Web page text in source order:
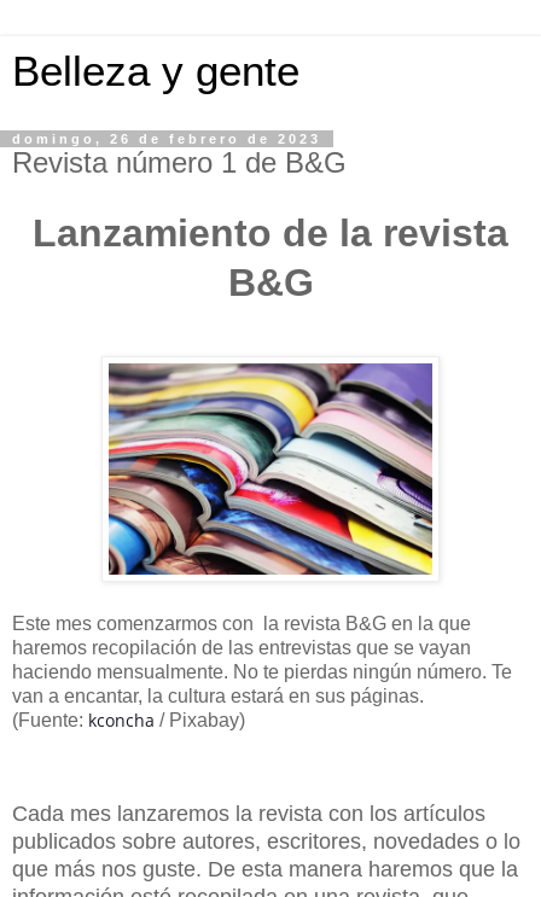
Belleza y gente
domingo, 26 de febrero de 2023
Revista número 1 de B&G
Lanzamiento de la revista
B&G
Este mes comenzarmos con la revista B&G en la que
haremos recopilación de las entrevistas que se vayan
haciendo mensualmente. No te pierdas ningún número. Te
van a encantar, la cultura estará en sus páginas.
(Fuente: kconcha / Pixabay)
Cada mes lanzaremos la revista con los artículos
publicados sobre autores, escritores, novedades o lo
que más nos guste. De esta manera haremos que la